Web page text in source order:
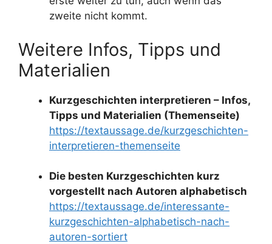
zweite nicht kommt.
Weitere Infos, Tipps und
Materialien
Kurzgeschichten interpretieren – Infos,
Tipps und Materialien (Themenseite)
https://textaussage.de/kurzgeschichten-
interpretieren-themenseite
Die besten Kurzgeschichten kurz
vorgestellt nach Autoren alphabetisch
https://textaussage.de/interessante-
kurzgeschichten-alphabetisch-nach-
autoren-sortiert